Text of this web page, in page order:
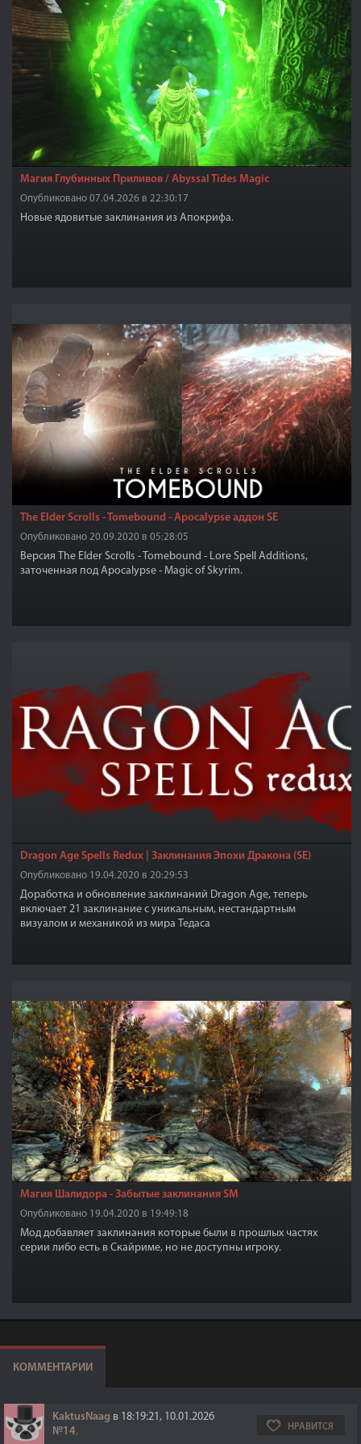
Магия Глубинных Приливов / Abyssal Tides Magic
Опубликовано 07.04.2026 в 22:30:17
Новые ядовитые заклинания из Апокрифа.
The Elder Scrolls - Tomebound - Apocalypse аддон SE
Опубликовано 20.09.2020 в 05:28:05
Версия The Elder Scrolls - Tomebound - Lore Spell Additions,
заточенная под Apocalypse - Magic of Skyrim.
Dragon Age Spells Redux | Заклинания Эпохи Дракона (SE)
Опубликовано 19.04.2020 в 20:29:53
Доработка и обновление заклинаний Dragon Age, теперь
включает 21 заклинание с уникальным, нестандартным
визуалом и механикой из мира Тедаса
Магия Шалидора - Забытые заклинания SM
Опубликовано 19.04.2020 в 19:49:18
Мод добавляет заклинания которые были в прошлых частях
серии либо есть в Скайриме, но не доступны игроку.
КОММЕНТАРИИ
KaktusNaag в 18:19:21, 10.01.2026
№14, НРАВИТСЯ